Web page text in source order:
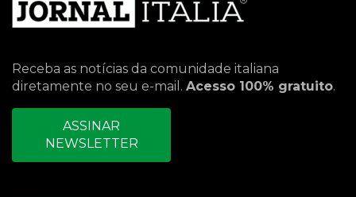
Receba as notícias da comunidade italiana
diretamente no seu e-mail. Acesso 100% gratuito.
ASSINAR
NEWSLETTER